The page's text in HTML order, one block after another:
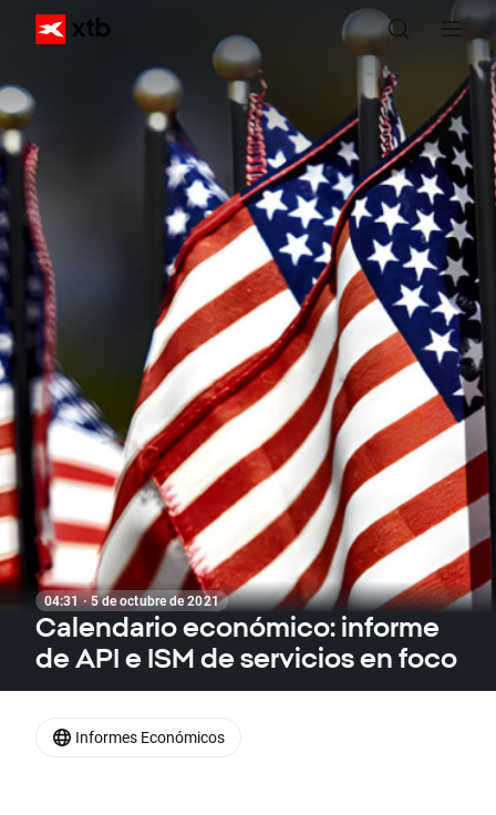
04:31 · 5 de octubre de 2021
Calendario económico: informe
de API e ISM de servicios en foco
Informes Económicos